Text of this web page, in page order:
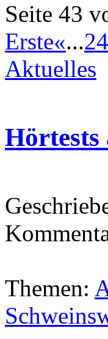
Seite 43
Erste«...24
Aktuelles
Hörtests
Themen: